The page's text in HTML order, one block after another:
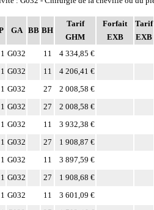
GA BB BH
Tarif
GHM
Forfait
EXB
Tarif
EXB
G032 11
4 334,85 €
G032 11
4 206,41 €
G032 27
2 008,58 €
G032 27
2 008,58 €
G032 11
3 932,38 €
G032 27
1 908,87 €
G032 11
3 897,59 €
G032 27
1 908,68 €
G032 11
3 601,09 €